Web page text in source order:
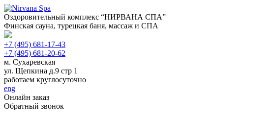
Оздоровительный комплекс “НИРВАНА СПА”
Финская сауна, турецкая баня, массаж и СПА
+7 (495) 681-17-43
+7 (495) 681-20-62
м. Сухаревская
ул. Щепкина д.9 стр 1
работаем круглосуточно
eng
Онлайн заказ
Обратный звонок